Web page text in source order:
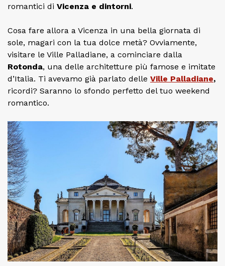
romantici di Vicenza e dintorni.
Cosa fare allora a Vicenza in una bella giornata di
sole, magari con la tua dolce metà? Ovviamente,
visitare le Ville Palladiane, a cominciare dalla
Rotonda, una delle architetture più famose e imitate
d’Italia. Ti avevamo già parlato delle Ville Palladiane,
ricordi? Saranno lo sfondo perfetto del tuo weekend
romantico.